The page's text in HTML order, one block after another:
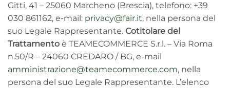
Gitti, 41 – 25060 Marcheno (Brescia), telefono: +39
030 861162, e-mail: privacy@fair.it, nella persona del
suo Legale Rappresentante. Cotitolare del
Trattamento è TEAMECOMMERCE S.r.l. – Via Roma
n.50/R – 24060 CREDARO / BG, e-mail
amministrazione@teamecommerce.com, nella
persona del suo Legale Rappresentante. L’elenco